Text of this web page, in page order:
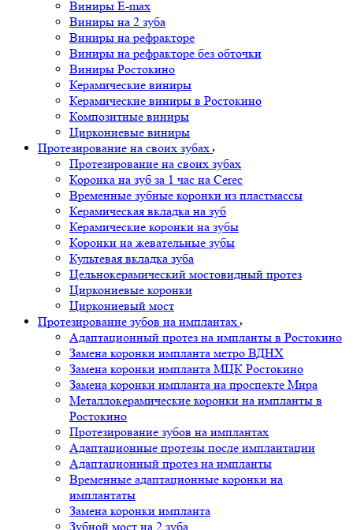
Виниры E-max
Виниры на 2 зуба
Виниры на рефракторе
Виниры на рефракторе без обточки
Виниры Ростокино
Керамические виниры
Керамические виниры в Ростокино
Композитные виниры
Циркониевые виниры
Протезирование на своих зубах
Протезирование на своих зубах
Коронка на зуб за 1 час на Cerec
Временные зубные коронки из пластмассы
Керамическая вкладка на зуб
Керамические коронки на зубы
Коронки на жевательные зубы
Культевая вкладка зуба
Цельнокерамический мостовидный протез
Циркониевые коронки
Циркониевый мост
Протезирование зубов на имплантах
Адаптационный протез на импланты в Ростокино
Замена коронки импланта метро ВДНХ
Замена коронки импланта МЦК Ростокино
Замена коронки импланта на проспекте Мира
Металлокерамические коронки на импланты в
Ростокино
Протезирование зубов на имплантах
Адаптационные протезы после имплантации
Адаптационный протез на импланты
Временные адаптационные коронки на
имплантаты
Замена коронки импланта
Зубной мост на 2 зуба